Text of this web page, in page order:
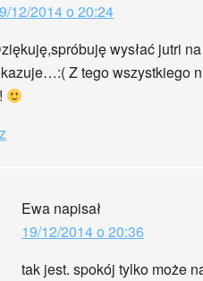
12/2014 o 20:24
wysłać jutri
Z tego wszystkiego
Ewa napisał
19/12/2014 o 20:36
tak jest. spokój tylko może